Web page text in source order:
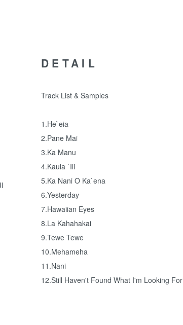
DETAIL
Track List & Samples
1.He`eia
2.Pane Mai
3.Ka Manu
4.Kaula `Ili
5.Ka Nani O Ka`ena
6.Yesterday
7.Hawaiian Eyes
8.La Kahahakai
9.Tewe Tewe
10.Mehameha
11.Nani
12.Still Haven't Found What I'm Looking For